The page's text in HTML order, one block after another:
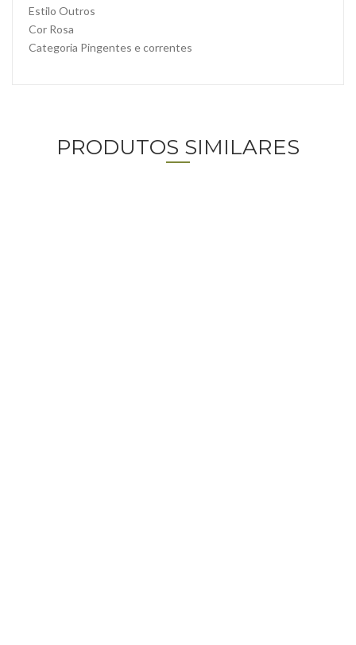
Estilo Outros
Cor Rosa
Categoria Pingentes e correntes
PRODUTOS SIMILARES